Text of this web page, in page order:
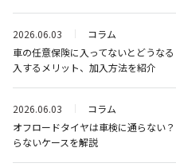
2026.06.03
コラム
車の任意保険に入ってないとどうな
入するメリット、加入方法を紹介
2026.06.03
コラム
オフロードタイヤは車検に通らない
らないケースを解説